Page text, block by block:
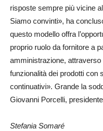
risposte sempre più vicine
Siamo convinti», ha
questo modello offra
proprio ruolo da fornitore a
amministrazione, attraverso
funzionalità dei prodotti con
continuativi». Grande la
Giovanni Porcelli,
Stefania Somaré